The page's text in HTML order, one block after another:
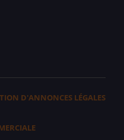
D'ANNONCES LÉGALES